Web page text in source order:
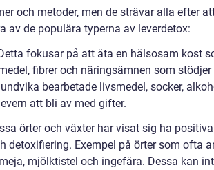
och metoder, men de strävar alla efter
av de populära typerna av leverdetox:
fokusar på att äta en hälsosam kost
fibrer och näringsämnen som stödjer
bearbetade livsmedel, socker,
att bli av med gifter.
örter och växter har visat sig ha positiva
detoxifiering. Exempel på örter som ofta
mjölktistel och ingefära. Dessa kan